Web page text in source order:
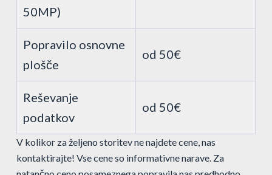
50MP)
Popravilo osnovne
plošče
od 50€
Reševanje
podatkov
od 50€
V kolikor za željeno storitev ne najdete cene, nas
kontaktirajte! Vse cene so informativne narave. Za